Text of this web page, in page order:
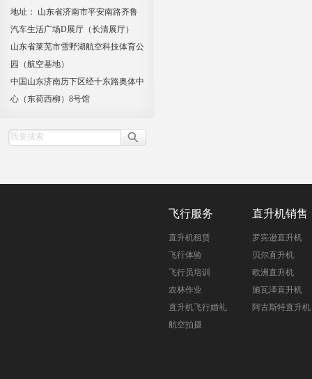
地址： 山东省济南市平安南路齐鲁
汽车生活广场D展厅（长清展厅）
山东省莱芜市雪野湖航空科技体育公
园（航空基地）
中国山东济南历下区经十东路奥体中
心（东荷西柳）8号馆
飞行服务
直升机租赁
飞行体验
飞行员培训
农林作业
直升机飞行婚礼
航空拍摄
直升机销售
罗宾逊直升机
贝尔直升机
欧洲直升机
施瓦泽直升机
阿古斯特直升机